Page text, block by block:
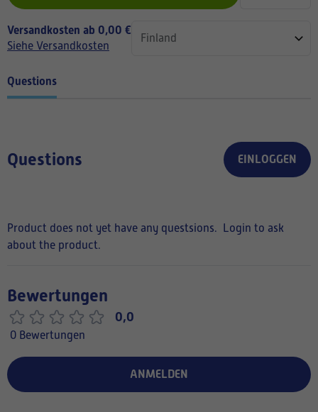
Versandkosten ab 0,00 €
Siehe Versandkosten
Questions
Questions EINLOGGEN
Product does not yet have any questsions.
Login to ask
about the product.
Bewertungen
0,0
0 Bewertungen
ANMELDEN